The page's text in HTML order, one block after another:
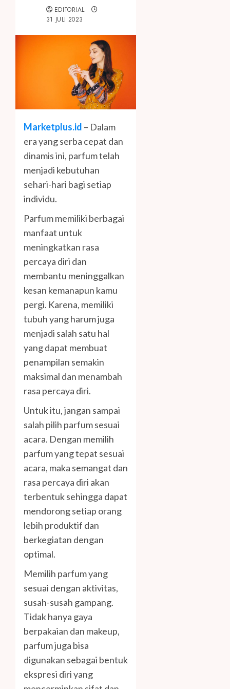
EDITORIAL
31 JULI 2023
Marketplus.id – Dalam
era yang serba cepat dan
dinamis ini, parfum telah
menjadi kebutuhan
sehari-hari bagi setiap
individu.
Parfum memiliki berbagai
manfaat untuk
meningkatkan rasa
percaya diri dan
membantu meninggalkan
kesan kemanapun kamu
pergi. Karena, memiliki
tubuh yang harum juga
menjadi salah satu hal
yang dapat membuat
penampilan semakin
maksimal dan menambah
rasa percaya diri.
Untuk itu, jangan sampai
salah pilih parfum sesuai
acara. Dengan memilih
parfum yang tepat sesuai
acara, maka semangat dan
rasa percaya diri akan
terbentuk sehingga dapat
mendorong setiap orang
lebih produktif dan
berkegiatan dengan
optimal.
Memilih parfum yang
sesuai dengan aktivitas,
susah-susah gampang.
Tidak hanya gaya
berpakaian dan makeup,
parfum juga bisa
digunakan sebagai bentuk
ekspresi diri yang